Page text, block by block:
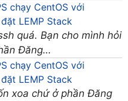
chạy CentOS với
LEMP Stack
quá. Bạn cho mình hỏi
Đăng…
chạy CentOS với
LEMP Stack
xoa chứ ở phần Đăng